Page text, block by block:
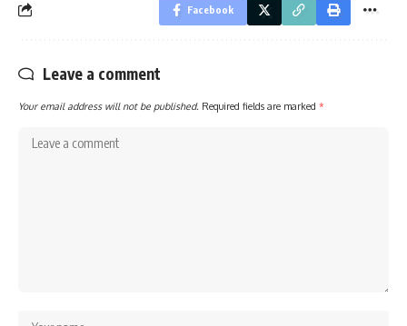
Facebook
Leave a comment
Your email address will not be published. Required fields are marked *